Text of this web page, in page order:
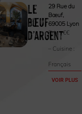
Le
bœuf
d’argent
29 Rue du
Bœuf,
69005 Lyon
Prix :€€
– Cuisine :
Français
VOIR PLUS